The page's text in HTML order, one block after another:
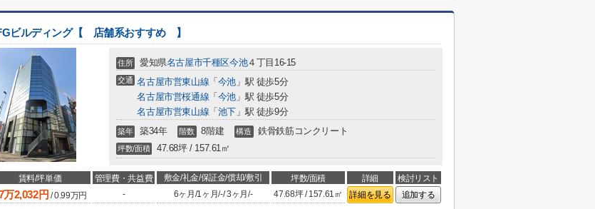
ビルディング【 店舗系おすすめ 】
住所 愛知県名古屋市千種区今池４丁目16-15
交通 名古屋市営東山線 「 今池 」駅 徒歩5分
名古屋市営桜通線 「 今池 」駅 徒歩5分
名古屋市営東山線 「 池下 」駅 徒歩9分
築年 築34年 階数 8階建 構造 鉄骨鉄筋コンクリート
坪数/面積 47.68坪 / 157.61㎡
賃料/坪単価 管理費・共益費 敷金/礼金/保証金/償却/敷引 坪数/面積 詳細
検討リスト
万2,032円 /0.99万円 - 6ヶ月 /1ヶ月/-/3ヶ月 /- 47.68坪 / 157.61㎡ 詳細を見る 追加する